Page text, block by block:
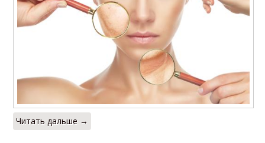
Читать дальше →